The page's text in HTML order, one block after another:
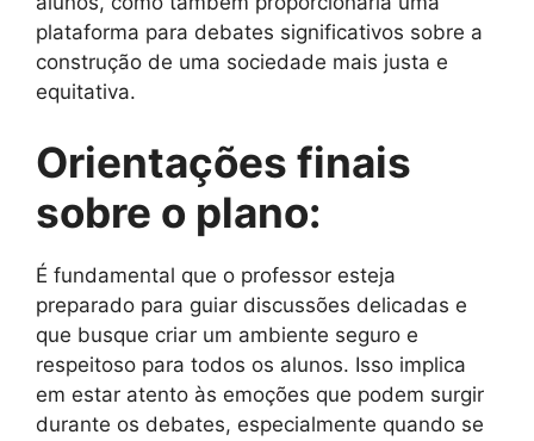
plataforma para debates significativos sobre a
construção de uma sociedade mais justa e
equitativa.
Orientações finais
sobre o plano:
É fundamental que o professor esteja
preparado para guiar discussões delicadas e
que busque criar um ambiente seguro e
respeitoso para todos os alunos. Isso implica
em estar atento às emoções que podem surgir
durante os debates, especialmente quando se